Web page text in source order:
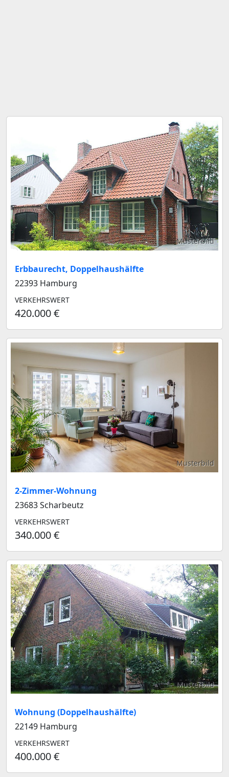
Musterbild
Erbbaurecht, Doppelhaushälfte
22393 Hamburg
VERKEHRSWERT
420.000 €
Musterbild
2-Zimmer-Wohnung
23683 Scharbeutz
VERKEHRSWERT
340.000 €
Musterbild
Wohnung (Doppelhaushälfte)
22149 Hamburg
VERKEHRSWERT
400.000 €